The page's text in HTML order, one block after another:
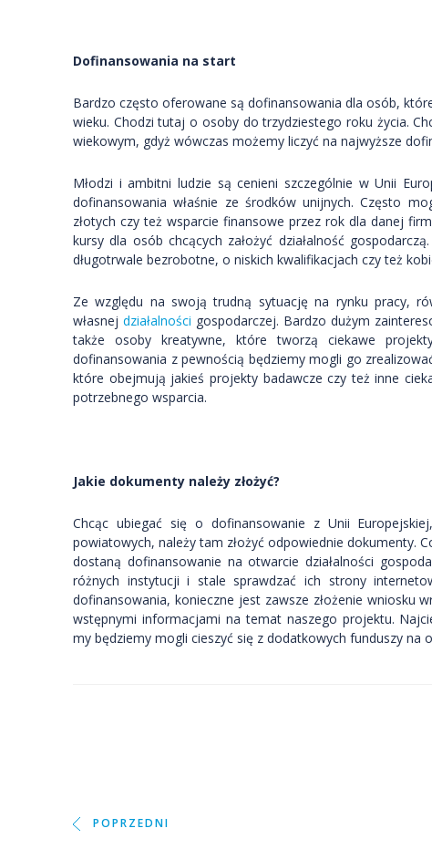
Dofinansowania na start
Bardzo często oferowane są dofinansowania dla osób,
wieku. Chodzi tutaj o osoby do trzydziestego roku życia.
wiekowym, gdyż wówczas możemy liczyć na najwyższe
Młodzi i ambitni ludzie są cenieni szczególnie w Unii
dofinansowania właśnie ze środków unijnych. Często
złotych czy też wsparcie finansowe przez rok dla danej
kursy dla osób chcących założyć działalność
długotrwale bezrobotne, o niskich kwalifikacjach czy też
Ze względu na swoją trudną sytuację na rynku pracy,
własnej działalności gospodarczej. Bardzo dużym
także osoby kreatywne, które tworzą ciekawe
dofinansowania z pewnością będziemy mogli go
które obejmują jakieś projekty badawcze czy też inne
potrzebnego wsparcia.
Jakie dokumenty należy złożyć?
Chcąc ubiegać się o dofinansowanie z Unii
powiatowych, należy tam złożyć odpowiednie dokumenty.
dostaną dofinansowanie na otwarcie działalności
różnych instytucji i stale sprawdzać ich strony
dofinansowania, konieczne jest zawsze złożenie wniosku
wstępnymi informacjami na temat naszego projektu.
my będziemy mogli cieszyć się z dodatkowych funduszy na
POPRZEDNI